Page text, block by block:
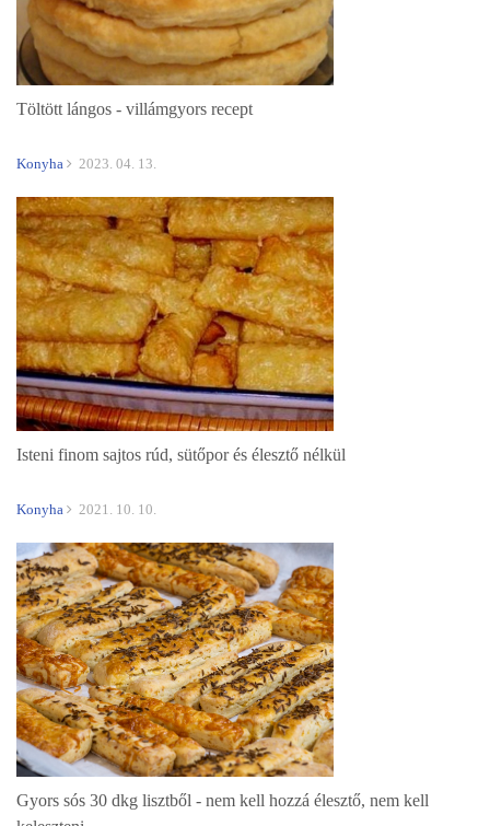
Töltött lángos - villámgyors recept
Konyha 2023. 04. 13.
Isteni finom sajtos rúd, sütőpor és élesztő nélkül
Konyha 2021. 10. 10.
Gyors sós 30 dkg lisztből - nem kell hozzá élesztő, nem kell